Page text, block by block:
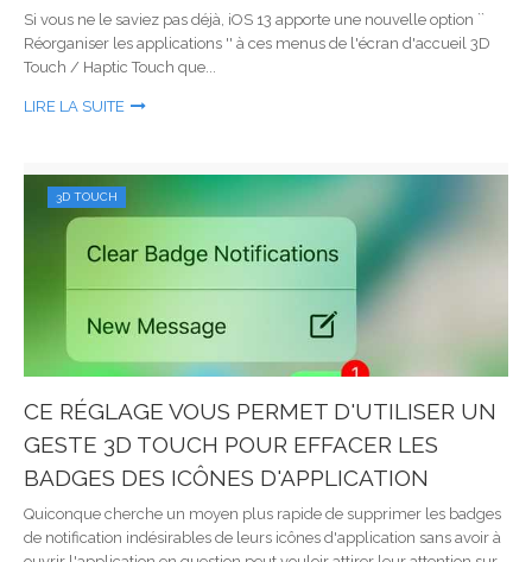
Si vous ne le saviez pas déjà, iOS 13 apporte une nouvelle option ``
Réorganiser les applications '' à ces menus de l'écran d'accueil 3D
Touch / Haptic Touch que...
LIRE LA SUITE
3D TOUCH
CE RÉGLAGE VOUS PERMET D'UTILISER UN
GESTE 3D TOUCH POUR EFFACER LES
BADGES DES ICÔNES D'APPLICATION
Quiconque cherche un moyen plus rapide de supprimer les badges
de notification indésirables de leurs icônes d'application sans avoir à